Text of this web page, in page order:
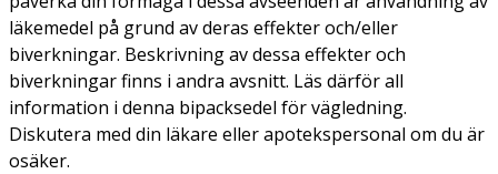
läkemedel på grund av deras effekter och/eller
biverkningar. Beskrivning av dessa effekter och
biverkningar finns i andra avsnitt. Läs därför all
information i denna bipacksedel för vägledning.
Diskutera med din läkare eller apotekspersonal om du är
osäker.